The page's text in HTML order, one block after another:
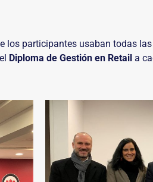
los participantes usaban todas
Diploma de Gestión en Retail a